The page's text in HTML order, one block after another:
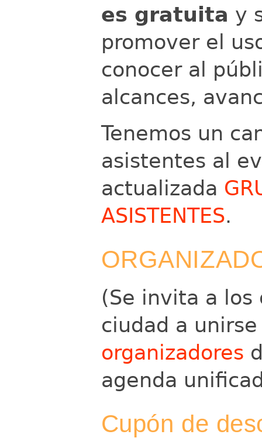
es gratuita y
promover el
conocer al
alcances,
Tenemos un
asistentes al
actualizada
ASISTENTES.
(Se invita a los
ciudad a
organizadores
agenda
Cupón de